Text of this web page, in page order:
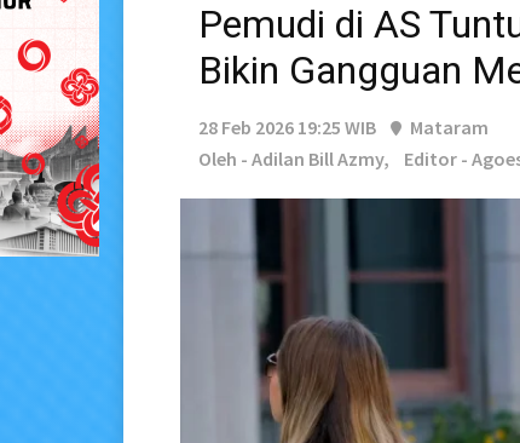
Pemudi di AS
Bikin Gangguan
28 Feb 2026 19:25 WIB
Mataram
Oleh - Adilan Bill Azmy,
Editor -